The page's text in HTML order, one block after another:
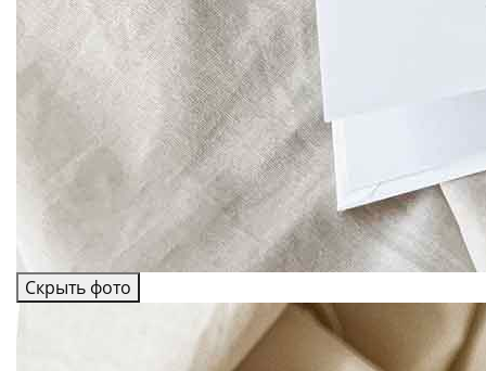
Скрыть фото